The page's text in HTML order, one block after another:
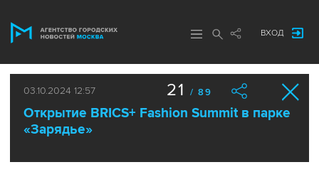
ВХОД
03.10.2024 12:57
Открытие BRICS+ Fashion Summit в парке
«Зарядье»
21 / 89